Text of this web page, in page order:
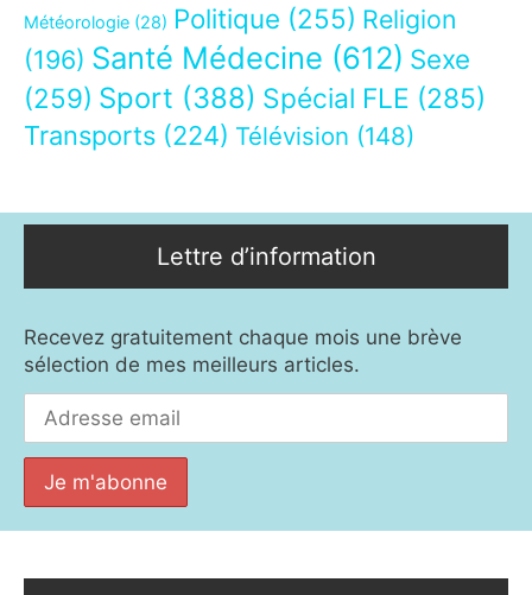
Météorologie (28) Politique (255) Religion
(196) Santé Médecine (612) Sexe
(259) Sport (388) Spécial FLE (285)
Transports (224) Télévision (148)
Lettre d’information
Recevez gratuitement chaque mois une brève
sélection de mes meilleurs articles.